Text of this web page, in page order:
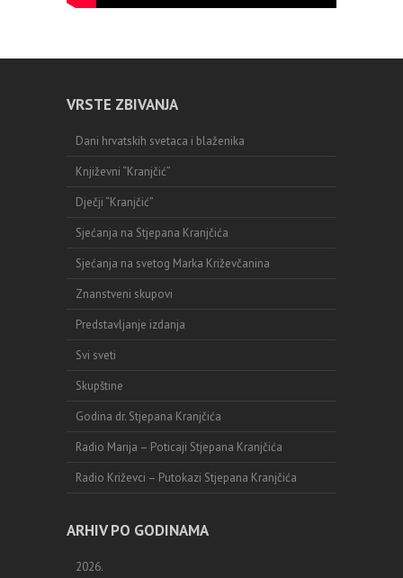
VRSTE ZBIVANJA
Dani hrvatskih svetaca i blaženika
Književni “Kranjčić”
Dječji “Kranjčić”
Sjećanja na Stjepana Kranjčića
Sjećanja na svetog Marka Križevčanina
Znanstveni skupovi
Predstavljanje izdanja
Svi sveti
Skupštine
Godina dr. Stjepana Kranjčića
Radio Marija – Poticaji Stjepana Kranjčića
Radio Križevci – Putokazi Stjepana Kranjčića
ARHIV PO GODINAMA
2026.